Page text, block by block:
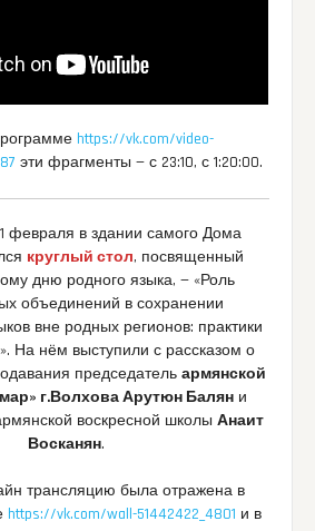
https://vk.com/video-
эти фрагменты — с 23:10, с 1:20:00.
февраля в здании самого Дома
круглый стол, посвященный
дню родного языка, — «Роль
объединений в сохранении
вне родных регионов: практики
На нём выступили с рассказом о
председатель армянской
г.Волхова Арутюн Баляни
воскресной школы Анаит
Восканян.
трансляцию была отражена в
https://vk.com/wall-51442422_4801 и в